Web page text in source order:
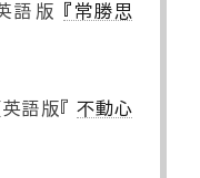
語版
『常勝思
語版『 不動心